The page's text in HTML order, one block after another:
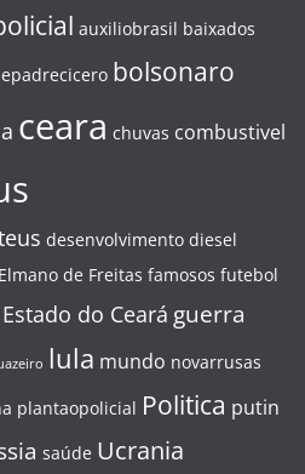
auxiliobrasil baixados
bolsonaro
ceara chuvas combustivel
desenvolvimento diesel
Elmano de Freitas famosos futebol
do Ceará guerra
lula mundo novarrusas
plantaopolicial Politica putin
saúde Ucrania